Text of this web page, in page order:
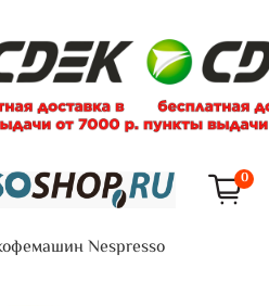
0
Nespresso